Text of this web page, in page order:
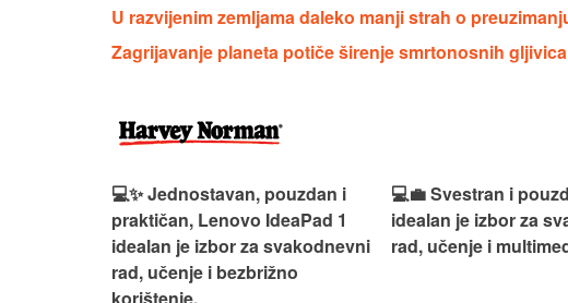
U razvijenim zemljama daleko manji strah o
Zagrijavanje planeta potiče širenje smrtonosnih gljivica
💻✨ Jednostavan, pouzdan i
praktičan, Lenovo IdeaPad 1
idealan je izbor za svakodnevni
rad, učenje i bezbrižno
💻💼 Svestran i
idealan je izbor za
rad, učenje i